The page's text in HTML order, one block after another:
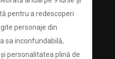
pentru a redescoperi
personaje din
sa inconfundabilă,
personalitatea plină de